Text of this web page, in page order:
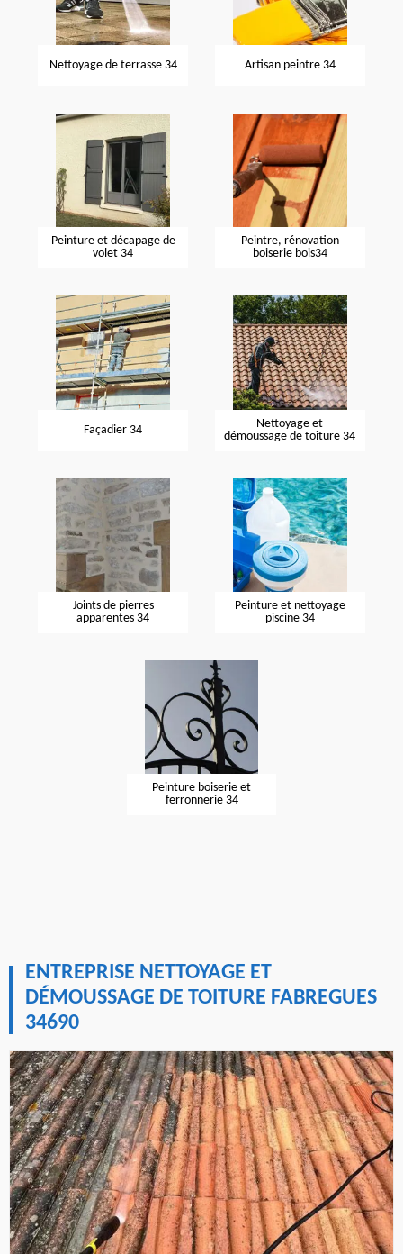
Nettoyage de terrasse 34 Artisan peintre 34
Peinture et décapage de
volet 34
Peintre, rénovation
boiserie bois34
Façadier 34
Nettoyage et
démoussage de toiture 34
Joints de pierres
apparentes 34
Peinture et nettoyage
piscine 34
Peinture boiserie et
ferronnerie 34
ENTREPRISE NETTOYAGE ET
DÉMOUSSAGE DE TOITURE FABREGUES
34690